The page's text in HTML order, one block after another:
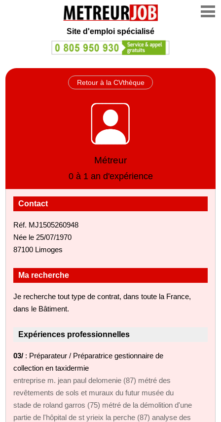
Site d'emploi spécialisé
Retour à la CVthèque
Métreur
0 à 1 an d'expérience
Contact
Réf. MJ1505260948
Née le 25/07/1970
87100 Limoges
Ma recherche
Je recherche tout type de contrat, dans toute la France,
dans le Bâtiment.
Expériences professionnelles
03/ : Préparateur / Préparatrice gestionnaire de
collection en taxidermie
entreprise m. jean paul delomenie (87) métré des
revêtements de sols et muraux du futur musée du
stade de roland garros (75) métré de la démolition d'une
partie de l'hôpital de st yrieix la perche (87) analyse des